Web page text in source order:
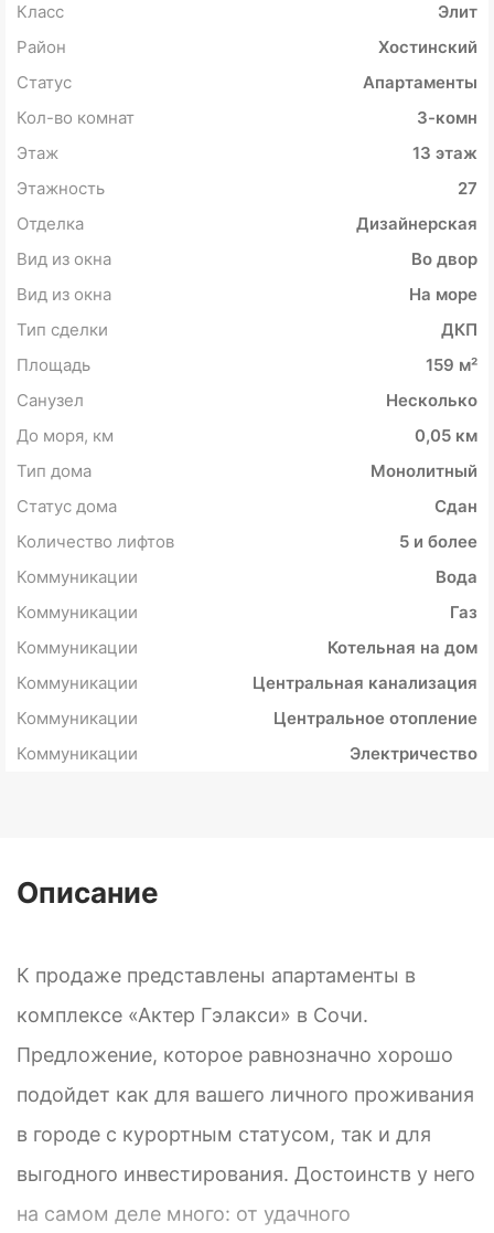
Класс
Элит
Район
Хостинский
Статус
Апартаменты
Кол-во комнат
3-комн
Этаж
13 этаж
Этажность
27
Отделка
Дизайнерская
Вид из окна
Во двор
Вид из окна
На море
Тип сделки
ДКП
Площадь
159 м²
Санузел
Несколько
До моря, км
0,05 км
Тип дома
Монолитный
Статус дома
Сдан
Количество лифтов
5 и более
Коммуникации
Вода
Коммуникации
Газ
Коммуникации
Котельная на дом
Коммуникации
Центральная канализация
Коммуникации
Центральное отопление
Коммуникации
Электричество
Описание
К продаже представлены апартаменты в
комплексе «Актер Гэлакси» в Сочи.
Предложение, которое равнозначно хорошо
подойдет как для вашего личного проживания
в городе с курортным статусом, так и для
выгодного инвестирования. Достоинств у него
на самом деле много: от удачного